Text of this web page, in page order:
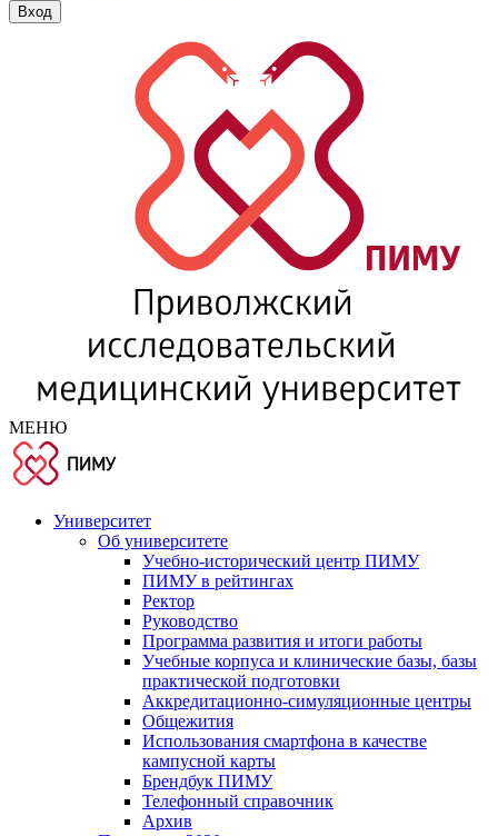
Вход
МЕНЮ
Университет
Об университете
Учебно-исторический центр ПИМУ
ПИМУ в рейтингах
Ректор
Руководство
Программа развития и итоги работы
Учебные корпуса и клинические базы, базы
практической подготовки
Аккредитационно-симуляционные центры
Общежития
Использования смартфона в качестве
кампусной карты
Брендбук ПИМУ
Телефонный справочник
Архив